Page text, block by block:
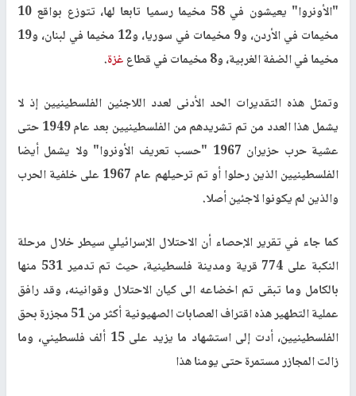
"الأونروا" يعيشون في 58 مخيما رسميا تابعا لها، تتوزع بواقع 10
مخيمات في الأردن، و9 مخيمات في سوريا، و12 مخيما في لبنان، و19
مخيما في الضفة الغربية، و8 مخيمات في قطاع
غزة.
وتمثل هذه التقديرات الحد الأدنى لعدد اللاجئين الفلسطينيين إذ لا
يشمل هذا العدد من تم تشريدهم من الفلسطينيين بعد عام 1949 حتى
عشية حرب حزيران 1967 "حسب تعريف الأونروا" ولا يشمل أيضا
الفلسطينيين الذين رحلوا أو تم ترحيلهم عام 1967 على خلفية الحرب
والذين لم يكونوا لاجئين أصلا.
كما جاء في تقرير الإحصاء أن الاحتلال الإسرائيلي سيطر خلال مرحلة
النكبة على 774 قرية ومدينة فلسطينية، حيث تم تدمير 531 منها
بالكامل وما تبقى تم اخضاعه الى كيان الاحتلال وقوانينه، وقد رافق
عملية التطهير هذه اقتراف العصابات الصهيونية أكثر من 51 مجزرة بحق
الفلسطينيين، أدت إلى استشهاد ما يزيد على 15 ألف فلسطيني، وما
زالت المجازر مستمرة حتى يومنا هذا